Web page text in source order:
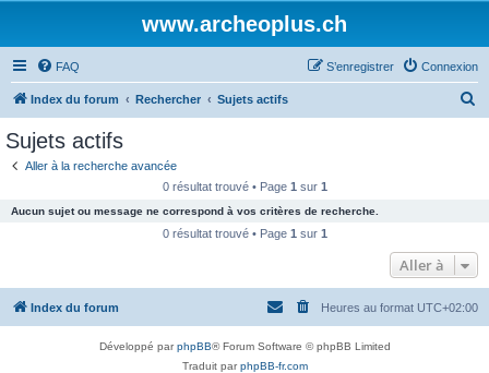
www.archeoplus.ch
FAQ Connexion
S’enregistrer
Index du forum Rechercher Sujets actifs
c
e
Sujets actifs
Aller à la recherche avancée
0 résultat trouvé • Page 1 sur 1
Aucun sujet ou message ne correspond à vos critères de recherche.
0 résultat trouvé • Page 1 sur 1
Aller à
Index du forum Heures au format UTC+02:00
Développé parphpBB® Forum Software © phpBB Limited
Traduit parphpBB-fr.com